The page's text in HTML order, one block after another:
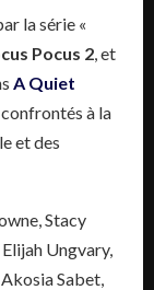
la série «
Pocus 2 , et
A Quiet
à la
et des
Stacy
Ungvary,
Sabet,